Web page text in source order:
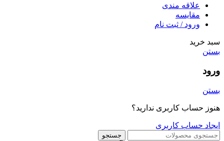
علاقه مندی
مقایسه
ورود / ثبت نام
سبد خرید
بستن
ورود
بستن
هنوز حساب کاربری ندارید؟
ایجاد حساب کاربری
جستجو